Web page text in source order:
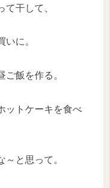
干して、
に。
飯を作る。
ットケーキを食べ
と思って。